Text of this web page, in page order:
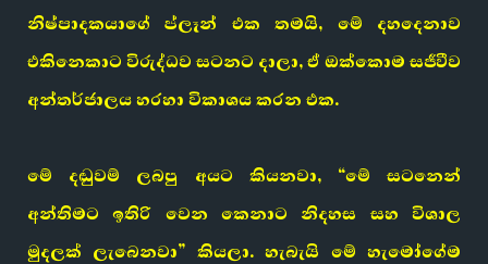
නිෂ්පාදකයාගේ ප්ලෑන් එක තමයි, මේ දහදෙනාව
එකිනෙකාට විරුද්ධව සටනට දාලා, ඒ ඔක්කොම සජීවීව
අන්තර්ජාලය හරහා විකාශය කරන එක.
මේ දඬුවම් ලබපු අයට කියනවා, “මේ සටනෙන්
අන්තිමට ඉතිරි වෙන කෙනාට නිදහස සහ විශාල
මුදලක් ලැබෙනවා” කියලා. හැබැයි මේ හැමෝගේම